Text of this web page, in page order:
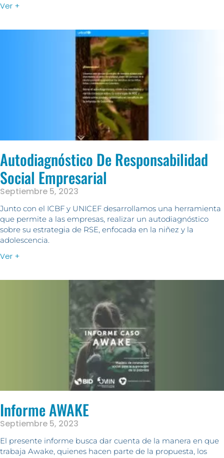
Ver +
Autodiagnóstico De Responsabilidad
Social Empresarial
Septiembre 5, 2023
Junto con el ICBF y UNICEF desarrollamos una herramienta
que permite a las empresas, realizar un autodiagnóstico
sobre su estrategia de RSE, enfocada en la niñez y la
adolescencia.
Ver +
Informe AWAKE
Septiembre 5, 2023
El presente informe busca dar cuenta de la manera en que
trabaja Awake, quienes hacen parte de la propuesta, los